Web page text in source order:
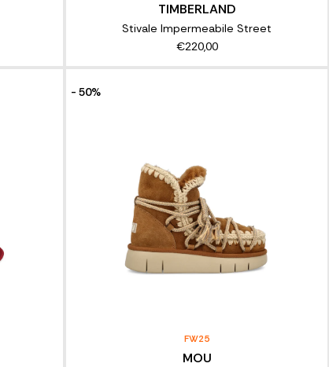
TIMBERLAND
Stivale Impermeabile Street
€220,00
- 50%
FW25
MOU